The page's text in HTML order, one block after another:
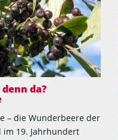
da?
– die Wunderbeere der
im 19. Jahrhundert